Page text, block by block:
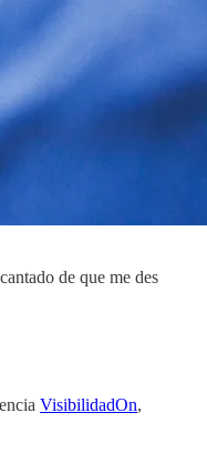
de que me des
VisibilidadOn,